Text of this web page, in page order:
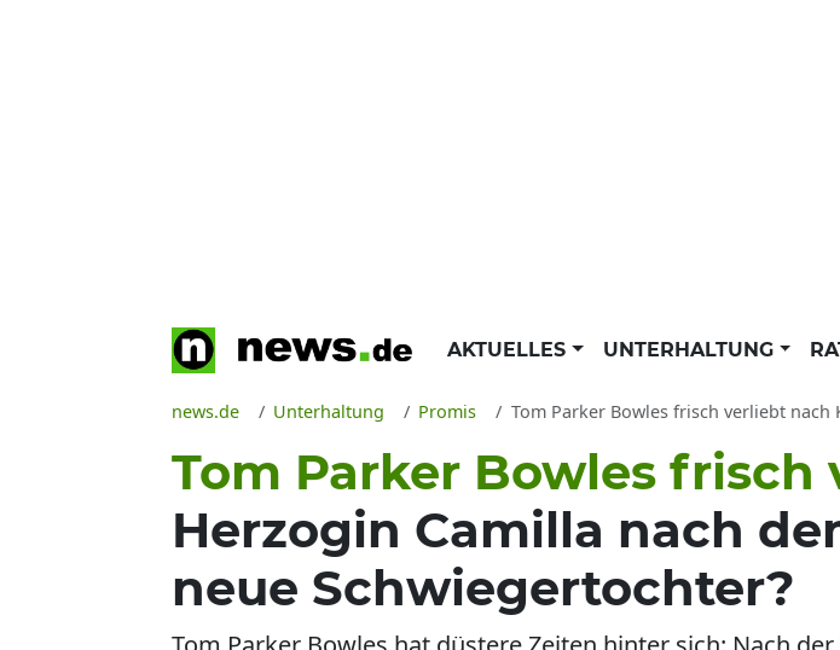
AKTUELLES UNTERHALTUNG
news.de Unterhaltung Promis Tom Parker Bowles frisch verliebt nach Krebs-
Tom Parker Bowles frisch
Herzogin Camilla nach
neue Schwiegertochter?